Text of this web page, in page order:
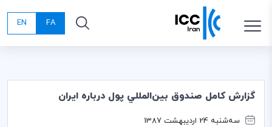
FA
EN
گزارش كامل صندوق بين‌المللي پول درباره ايران
سه‌شنبه 24 اردیبهشت 1387